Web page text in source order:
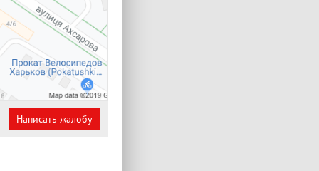
Написать жалобу